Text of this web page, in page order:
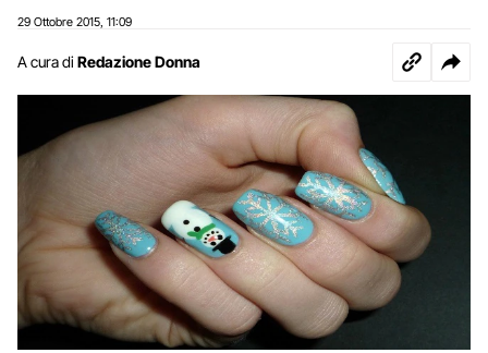
29 Ottobre 2015 11:09
A cura di Redazione Donna